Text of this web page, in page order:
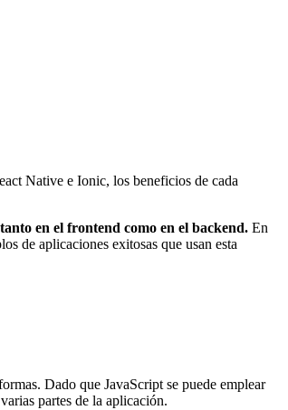
Native e Ionic, los beneficios de cada
en el frontend como en el backend. En
de aplicaciones exitosas que usan esta
Dado que JavaScript se puede emplear
partes de la aplicación.